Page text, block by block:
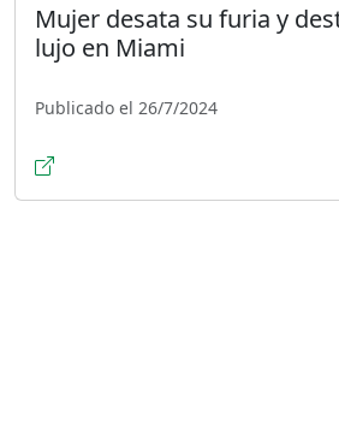
Mujer desata su furia y
lujo en Miami
Publicado el 26/7/2024